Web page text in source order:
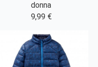
donna
9,99 €